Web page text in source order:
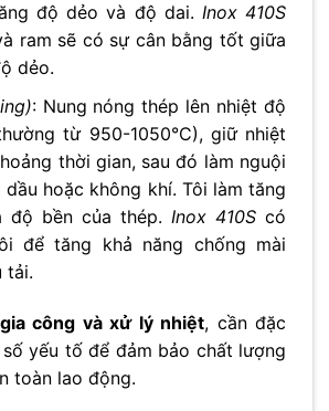
độ dẻo và độ dai. Inox 410S
ram sẽ có sự cân bằng tốt giữa
dẻo.
: Nung nóng thép lên nhiệt độ
từ 950-1050°C), giữ nhiệt
thời gian, sau đó làm nguội
dầu hoặc không khí. Tôi làm tăng
độ bền của thép. Inox 410S có
để tăng khả năng chống mài
tải.
gia công và xử lý nhiệt, cần đặc
yếu tố để đảm bảo chất lượng
toàn lao động.